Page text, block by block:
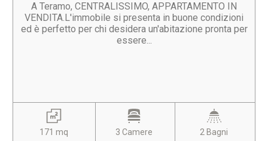
A Teramo, CENTRALISSIMO, APPARTAMENTO IN
VENDITA.L'immobile si presenta in buone condizioni
ed è perfetto per chi desidera un'abitazione pronta per
essere...
171 mq 3 Camere 2 Bagni